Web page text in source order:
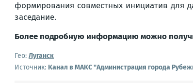
формирования совместных инициатив для
заседание.
Более подробную информацию можно
Гео: Луганск
Источник: Канал в МАКС "Администрация города